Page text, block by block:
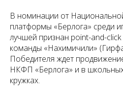
В номинации от
платформы «Берлога» среди
лучшей признан point-and-
команды «Нахимичили»
Победителя ждет
НКФП «Берлога» и в
кружках.